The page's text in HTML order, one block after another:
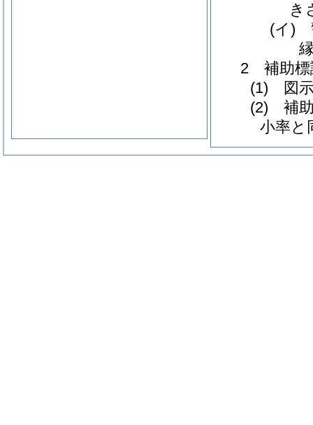
き
(イ)
2 補助標
(1) 図示
(2) 補助
小率と